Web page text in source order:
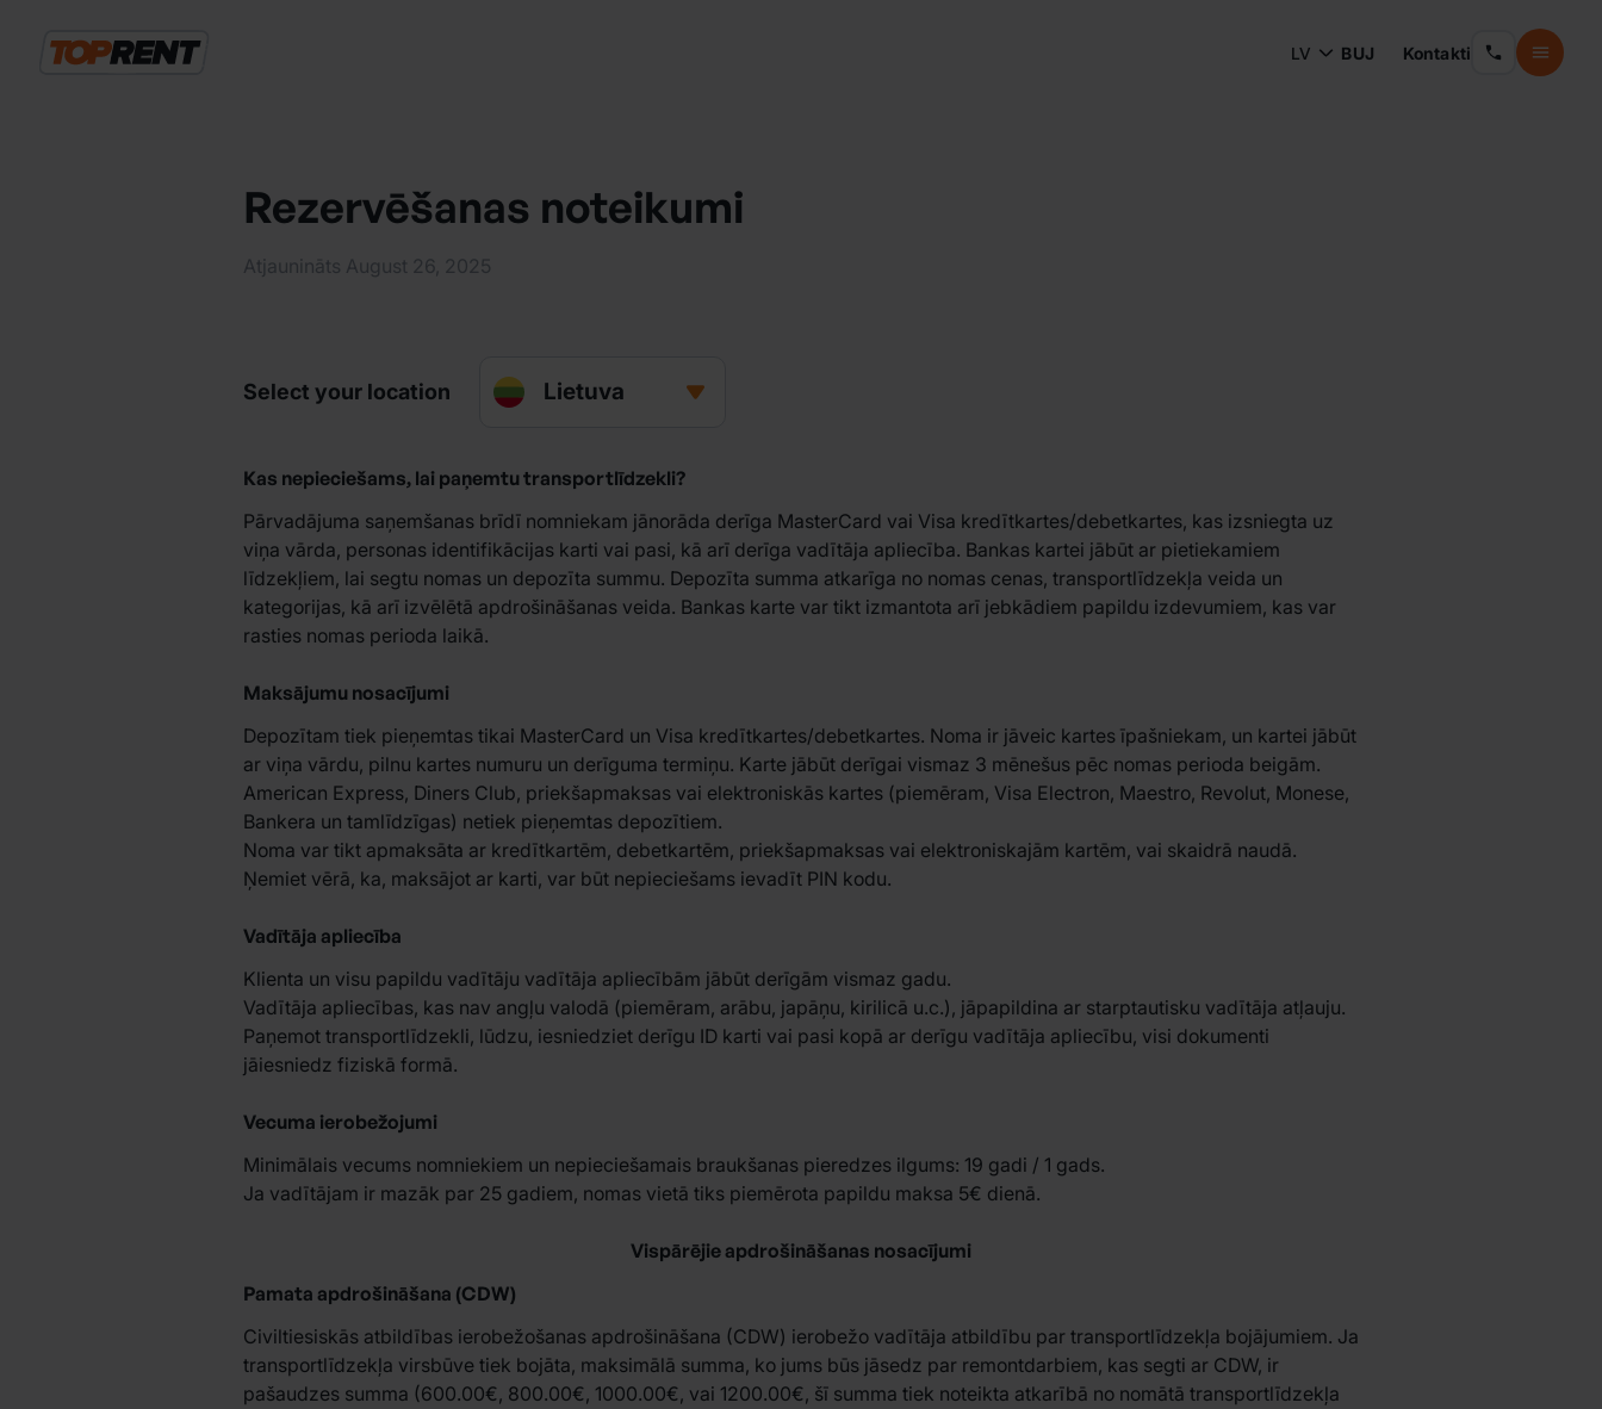
LV BUJ Kontakti
Rezervēšanas noteikumi
Atjaunināts August 26, 2025
Select your location Lietuva
Kas nepieciešams, lai paņemtu transportlīdzekli?
Pārvadājuma saņemšanas brīdī nomniekam jānorāda derīga MasterCard vai Visa kredītkartes/debetkartes, kas izsniegta uz
viņa vārda, personas identifikācijas karti vai pasi, kā arī derīga vadītāja apliecība. Bankas kartei jābūt ar pietiekamiem
līdzekļiem, lai segtu nomas un depozīta summu. Depozīta summa atkarīga no nomas cenas, transportlīdzekļa veida un
kategorijas, kā arī izvēlētā apdrošināšanas veida. Bankas karte var tikt izmantota arī jebkādiem papildu izdevumiem, kas var
rasties nomas perioda laikā.
Maksājumu nosacījumi
Depozītam tiek pieņemtas tikai MasterCard un Visa kredītkartes/debetkartes. Noma ir jāveic kartes īpašniekam, un kartei jābūt
ar viņa vārdu, pilnu kartes numuru un derīguma termiņu. Karte jābūt derīgai vismaz 3 mēnešus pēc nomas perioda beigām.
American Express, Diners Club, priekšapmaksas vai elektroniskās kartes (piemēram, Visa Electron, Maestro, Revolut, Monese,
Bankera un tamlīdzīgas) netiek pieņemtas depozītiem.
Noma var tikt apmaksāta ar kredītkartēm, debetkartēm, priekšapmaksas vai elektroniskajām kartēm, vai skaidrā naudā.
Ņemiet vērā, ka, maksājot ar karti, var būt nepieciešams ievadīt PIN kodu.
Vadītāja apliecība
Klienta un visu papildu vadītāju vadītāja apliecībām jābūt derīgām vismaz gadu.
Vadītāja apliecības, kas nav angļu valodā (piemēram, arābu, japāņu, kirilicā u.c.), jāpapildina ar starptautisku vadītāja atļauju.
Paņemot transportlīdzekli, lūdzu, iesniedziet derīgu ID karti vai pasi kopā ar derīgu vadītāja apliecību, visi dokumenti
jāiesniedz fiziskā formā.
Vecuma ierobežojumi
Minimālais vecums nomniekiem un nepieciešamais braukšanas pieredzes ilgums: 19 gadi / 1 gads.
Ja vadītājam ir mazāk par 25 gadiem, nomas vietā tiks piemērota papildu maksa 5€ dienā.
Vispārējie apdrošināšanas nosacījumi
Pamata apdrošināšana (CDW)
Civiltiesiskās atbildības ierobežošanas apdrošināšana (CDW) ierobežo vadītāja atbildību par transportlīdzekļa bojājumiem. Ja
transportlīdzekļa virsbūve tiek bojāta, maksimālā summa, ko jums būs jāsedz par remontdarbiem, kas segti ar CDW, ir
pašaudzes summa (600.00€, 800.00€, 1000.00€, vai 1200.00€, šī summa tiek noteikta atkarībā no nomātā transportlīdzekļa